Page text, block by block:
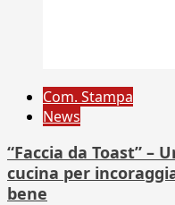
Com. Stampa
News
“Faccia da Toast” –
cucina per
bene